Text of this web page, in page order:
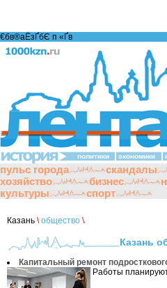
€бв®аЁзҐбЄ п «Ґ­в
политики экономики
пульс города скандалы
хозяйство
бизнес
культуры
спорт
Казань \ общество \
Казань
Капитальный ремонт
Работы